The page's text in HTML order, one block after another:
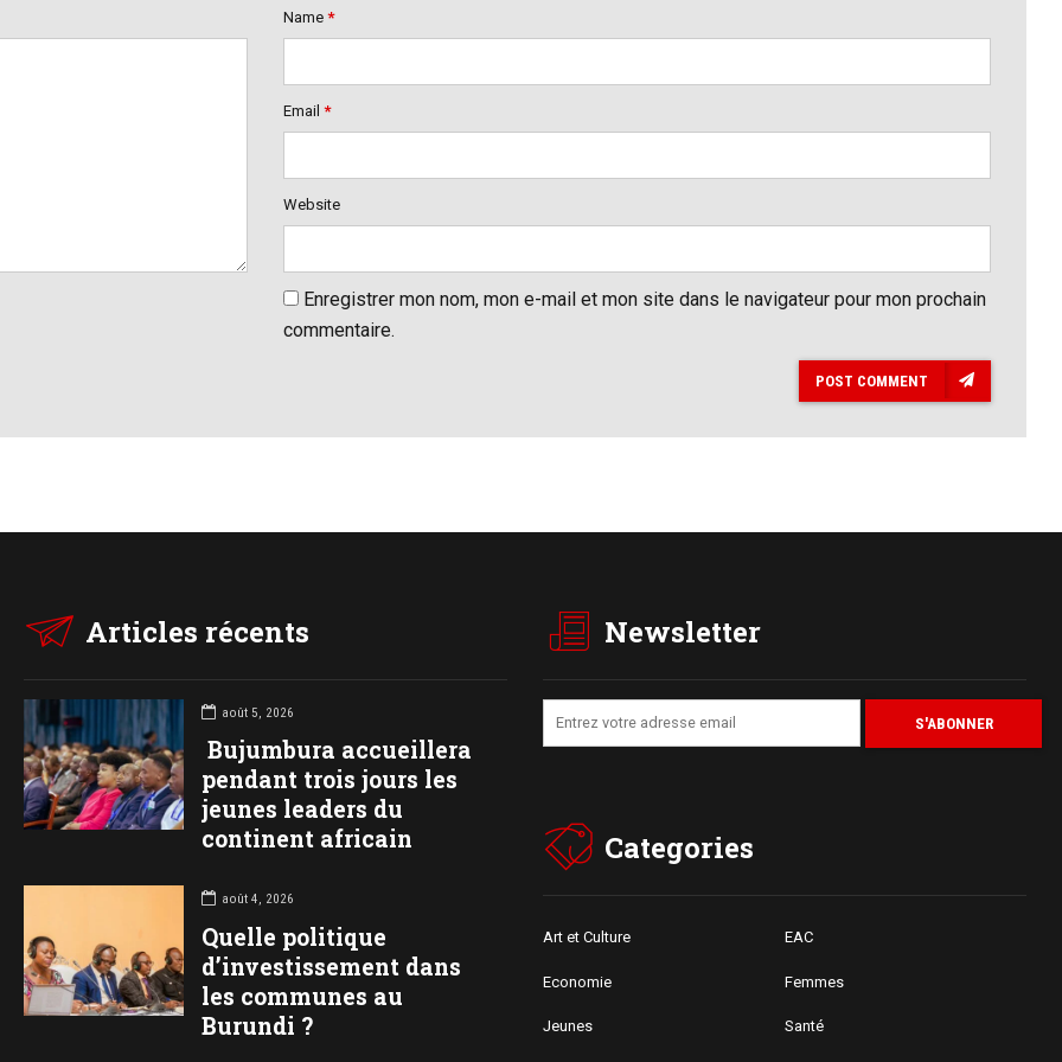
Name *
Email *
Website
Enregistrer mon nom, mon e-mail et mon site dans le navigateur pour mon prochain
commentaire.
POST COMMENT
Articles récents
août 5, 2026
Bujumbura accueillera
pendant trois jours les
jeunes leaders du
continent africain
août 4, 2026
Quelle politique
d’investissement dans
les communes au
Burundi ?
Newsletter
Categories
Art et Culture EAC
Economie Femmes
Jeunes Santé